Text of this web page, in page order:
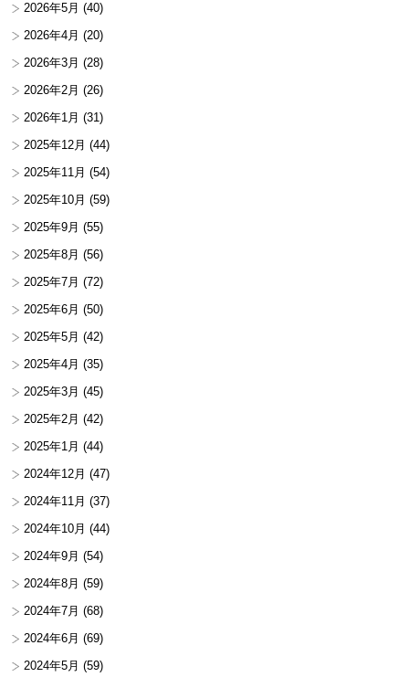
2026年5月 (40)
2026年4月 (20)
2026年3月 (28)
2026年2月 (26)
2026年1月 (31)
2025年12月 (44)
2025年11月 (54)
2025年10月 (59)
2025年9月 (55)
2025年8月 (56)
2025年7月 (72)
2025年6月 (50)
2025年5月 (42)
2025年4月 (35)
2025年3月 (45)
2025年2月 (42)
2025年1月 (44)
2024年12月 (47)
2024年11月 (37)
2024年10月 (44)
2024年9月 (54)
2024年8月 (59)
2024年7月 (68)
2024年6月 (69)
2024年5月 (59)